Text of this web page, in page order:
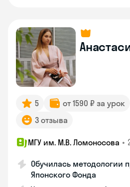
5 от 1590 ₽ за урок
3 отзыва
МГУ им. М.В. Ломоносова •
Обучилась методологии
Японского Фонда